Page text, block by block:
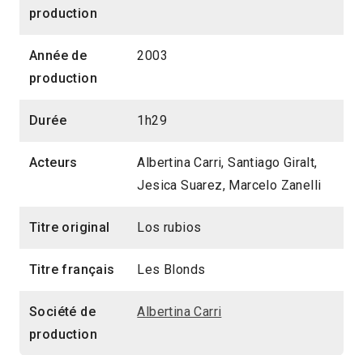
production
Année de
production
2003
Durée 1h29
Acteurs
Albertina Carri, Santiago Giralt,
Jesica Suarez, Marcelo Zanelli
Titre original Los rubios
Titre français Les Blonds
Société de
production
Albertina Carri